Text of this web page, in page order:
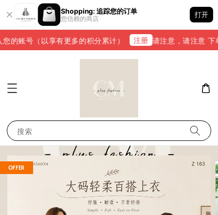
Shopping: 追踪您的订单
您信赖的商店
打开
的账号（以享有更多的积分累计） 注册 请注意，请注意 下
搜索
OFFER